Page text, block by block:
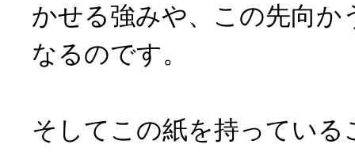
かせる強みや、この先向か
なるのです。
そしてこの紙を持っている